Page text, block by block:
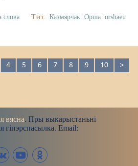
слова Тэгі: Казмярчак Орша orshaeu
4 5 6 7 8 9 10 >
вясна. Пры выкарыстаньні
гіпэрспасылка. Email: